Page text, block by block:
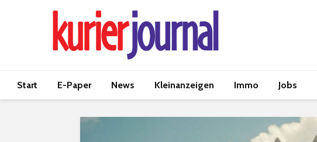
Start E-Paper News Kleinanzeigen Immo Jobs